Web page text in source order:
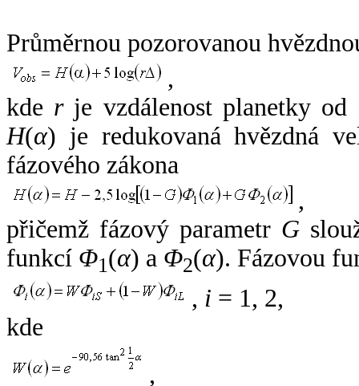
Průměrnou pozorovanou
,
kde rje vzdálenost planetky od
H(α) je redukovaná hvězdná
fázového zákona
,
přičemž fázový parametr G
funkcí Φ1(α) a Φ2(α). Fázovou
, i = 1, 2,
kde
,